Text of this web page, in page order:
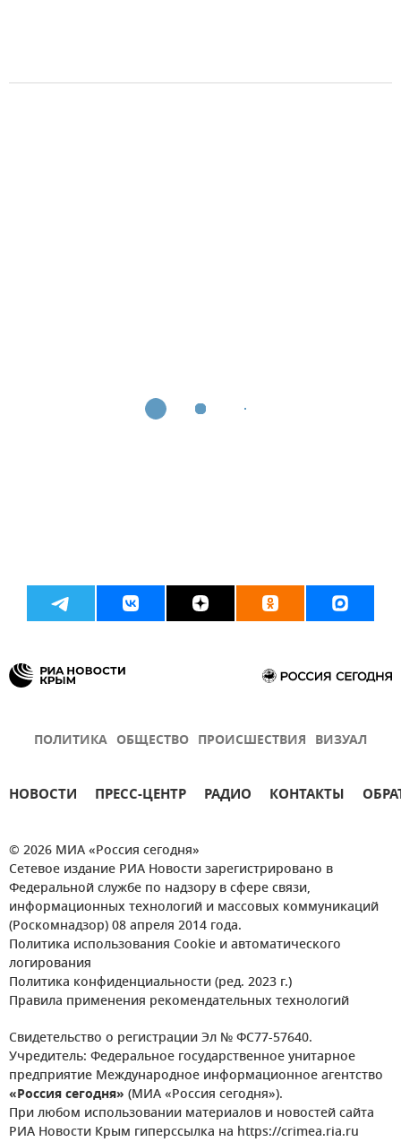
ПОЛИТИКА ОБЩЕСТВО ПРОИСШЕСТВИЯ ВИЗУАЛ
НОВОСТИ ПРЕСС-ЦЕНТР РАДИО КОНТАКТЫ
© 2026 МИА «Россия сегодня»
Сетевое издание РИА Новости зарегистрировано в
Федеральной службе по надзору в сфере связи,
информационных технологий и массовых коммуникаций
(Роскомнадзор) 08 апреля 2014 года.
Политика использования Cookie и автоматического
логирования
Политика конфиденциальности (ред. 2023 г.)
Правила применения рекомендательных технологий
Свидетельство о регистрации Эл № ФС77-57640.
Учредитель: Федеральное государственное унитарное
предприятие Международное информационное агентство
«Россия сегодня» (МИА «Россия сегодня»).
При любом использовании материалов и новостей сайта
РИА Новости Крым гиперссылка на https://crimea.ria.ru